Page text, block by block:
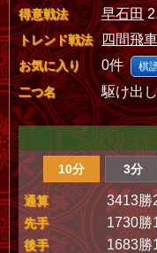
得意戦法 早石田
トレンド戦法 四間飛車
お気に入り 0件 棋
二つ名 駆け出
10分 3分
通算 3413勝
先手 1730勝
後手 1683勝